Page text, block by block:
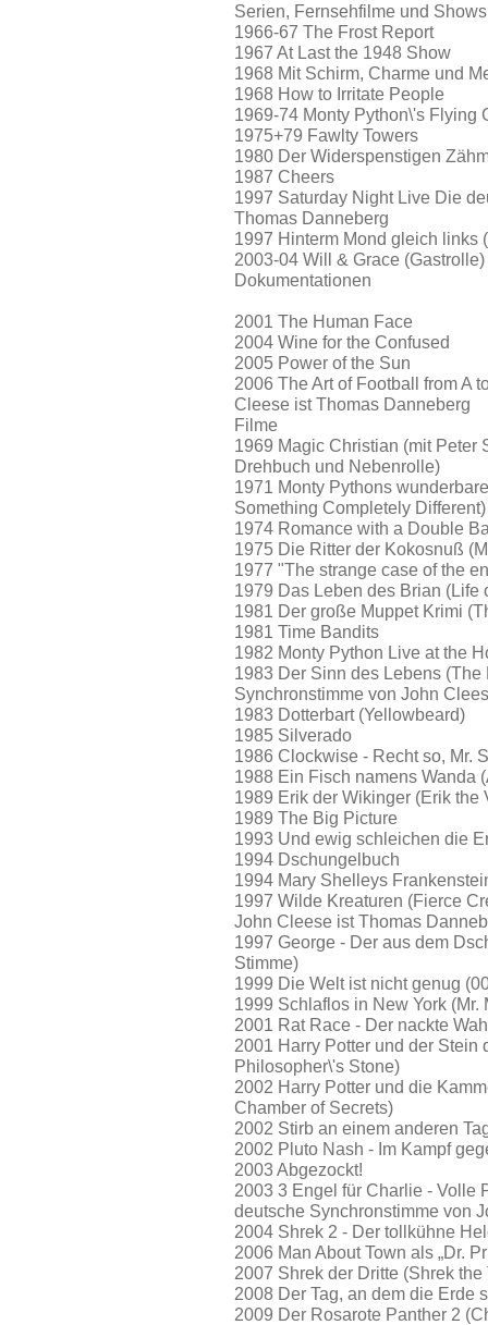
Serien, Fernsehfilme und Shows
1966-67 The Frost Report
1967 At Last the 1948 Show
1968 Mit Schirm, Charme und
1968 How to Irritate People
1969-74 Monty Python\'s Flying
1975+79 Fawlty Towers
1980 Der Widerspenstigen
1987 Cheers
1997 Saturday Night Live Die
Thomas Danneberg
1997 Hinterm Mond gleich links
2003-04 Will & Grace (Gastrolle)
Dokumentationen
2001 The Human Face
2004 Wine for the Confused
2005 Power of the Sun
2006 The Art of Football from A
Cleese ist Thomas Danneberg
Filme
1969 Magic Christian (mit Peter
Drehbuch und Nebenrolle)
1971 Monty Pythons
Something Completely Different)
1974 Romance with a Double
1975 Die Ritter der Kokosnuß
1977 "The strange case of the
1979 Das Leben des Brian (Life
1981 Der große Muppet Krimi
1981 Time Bandits
1982 Monty Python Live at the
1983 Der Sinn des Lebens
Synchronstimme von John
1983 Dotterbart (Yellowbeard)
1985 Silverado
1986 Clockwise - Recht so, Mr.
1988 Ein Fisch namens Wanda
1989 Erik der Wikinger (Erik the
1989 The Big Picture
1993 Und ewig schleichen die
1994 Dschungelbuch
1994 Mary Shelleys
1997 Wilde Kreaturen (Fierce
John Cleese ist Thomas
1997 George - Der aus dem
Stimme)
1999 Die Welt ist nicht genug
1999 Schlaflos in New York (Mr.
2001 Rat Race - Der nackte
2001 Harry Potter und der Stein
Philosopher\'s Stone)
2002 Harry Potter und die
Chamber of Secrets)
2002 Stirb an einem anderen
2002 Pluto Nash - Im Kampf
2003 Abgezockt!
2003 3 Engel für Charlie - Volle
deutsche Synchronstimme von
2004 Shrek 2 - Der tollkühne
2006 Man About Town als „Dr.
2007 Shrek der Dritte (Shrek the
2008 Der Tag, an dem die Erde
2009 Der Rosarote Panther 2